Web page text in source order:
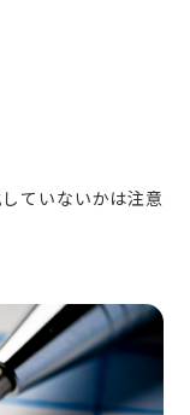
ていないかは注意